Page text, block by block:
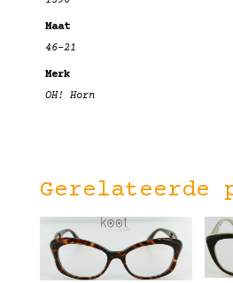
Maat
46-21
Merk
OH! Horn
Gerelateerde